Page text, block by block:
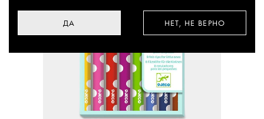
ДА НЕТ, НЕ ВЕРНО